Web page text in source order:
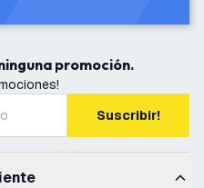
promoción.
Suscribir!